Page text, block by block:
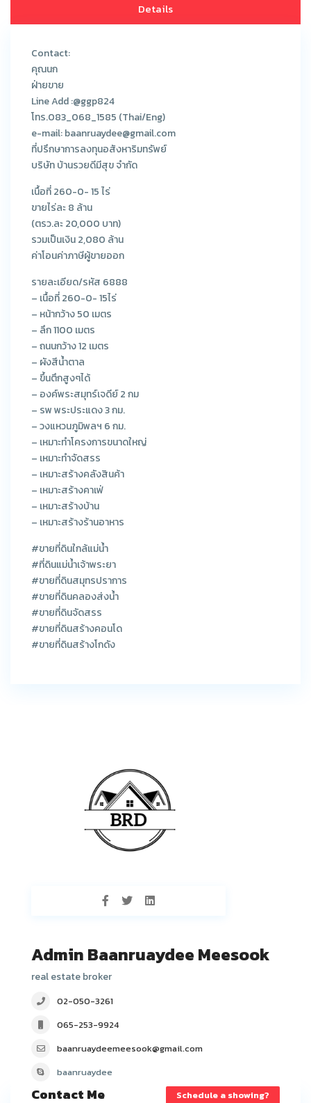
Details
Contact:
คุณนก
ฝ่ายขาย
Line Add :@ggp824
โทร.083_068_1585 (Thai/Eng)
e-mail: baanruaydee@gmail.com
ที่ปรึกษาการลงทุนอสังหาริมทรัพย์
บริษัท บ้านรวยดีมีสุข จำกัด
เนื้อที่ 260-0- 15 ไร่
ขายไร่ละ 8 ล้าน
(ตรว.ละ 20,000 บาท)
รวมเป็นเงิน 2,080 ล้าน
ค่าโอนค่าภาษีผู้ขายออก
รายละเอียด/รหัส 6888
– เนื้อที่ 260-0- 15ไร่
– หน้ากว้าง 50 เมตร
– ลึก 1100 เมตร
– ถนนกว้าง 12 เมตร
– ผังสีน้ำตาล
– ขึ้นตึกสูงๆได้
– องค์พระสมุทร์เจดีย์ 2 กม
– รพ พระประแดง 3 กม.
– วงแหวนภูมิพลฯ 6 กม.
– เหมาะทำโครงการขนาดใหญ่
– เหมาะทำจัดสรร
– เหมาะสร้างคลังสินค้า
– เหมาะสร้างคาเฟ่
– เหมาะสร้างบ้าน
– เหมาะสร้างร้านอาหาร
#ขายที่ดินใกล้แม่น้ำ
#ที่ดินแม่น้ำเจ้าพระยา
#ขายที่ดินสมุทรปราการ
#ขายที่ดินคลองส่งน้ำ
#ขายที่ดินจัดสรร
#ขายที่ดินสร้างคอนโด
#ขายที่ดินสร้างโกดัง
Admin Baanruaydee Meesook
real estate broker
02-050-3261
065-253-9924
baanruaydeemeesook@gmail.com
baanruaydee
Contact Me Schedule a showing?